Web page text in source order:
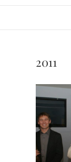
2011